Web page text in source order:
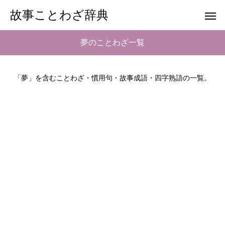
故事ことわざ辞典
夢のことわざ一覧
「夢」を含むことわざ・慣用句・故事成語・四字熟語の一覧。